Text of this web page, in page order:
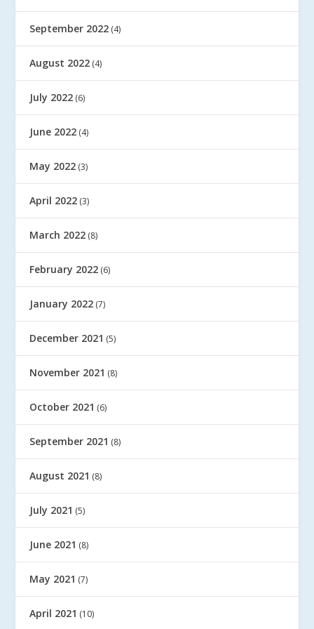
September 2022 (4)
August 2022 (4)
July 2022 (6)
June 2022 (4)
May 2022 (3)
April 2022 (3)
March 2022 (8)
February 2022 (6)
January 2022 (7)
December 2021 (5)
November 2021 (8)
October 2021 (6)
September 2021 (8)
August 2021 (8)
July 2021 (5)
June 2021 (8)
May 2021 (7)
April 2021 (10)